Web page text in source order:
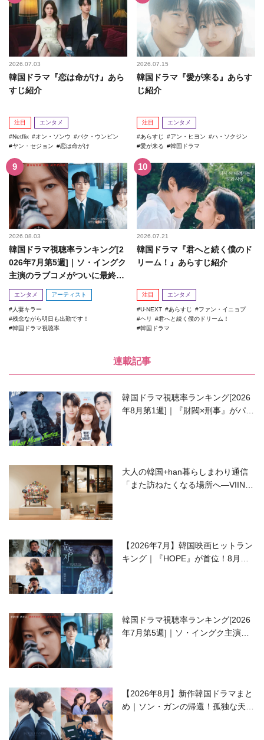
2026.07.03
韓国ドラマ『恋は命がけ』あら
すじ紹介
注目 エンタメ
Netflix オン・ソンウ
パク・ウンビン
ヤン・セジョン
恋は命がけ
2026.07.15
韓国ドラマ『愛が来る』あらす
じ紹介
注目 エンタメ
あらすじ アン・ヒヨン
ハ・ソクジン
愛が来る
韓国ドラマ
2026.08.03
韓国ドラマ視聴率ランキング[2
026年7月第5週]｜ソ・イングク
主演のラブコメがついに最終
回！
エンタメ アーティスト
人妻キラー
残念ながら明日も出勤です！
韓国ドラマ視聴率
2026.07.21
韓国ドラマ『君へと続く僕のド
リーム！』あらすじ紹介
注目 エンタメ
U-NEXT あらすじ
ファン・イニョプ
ヘリ
君へと続く僕のドリーム！
韓国ドラマ
連載記事
韓国ドラマ視聴率ランキング[2026
年8月第1週]｜『財閥×刑事』がパワ
大人の韓国+han暮らしまわり通信
「また訪ねたくなる場所へ―VIIN C
【2026年7月】韓国映画ヒットラン
キング｜『HOPE』が首位！8月公
韓国ドラマ視聴率ランキング[2026
年7月第5週]｜ソ・イングク主演の
【2026年8月】新作韓国ドラマまと
め｜ソン・ガンの帰還！孤独な天才